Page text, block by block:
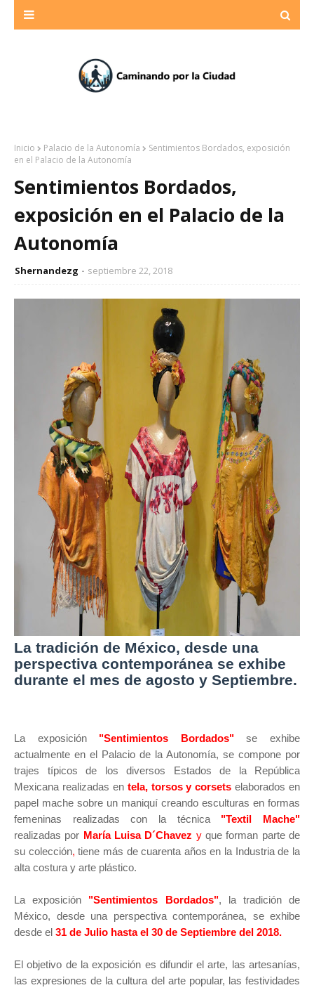
Inicio Palacio de la Autonomía
Sentimientos Bordados, exposición
en el Palacio de la Autonomía
Sentimientos Bordados,
exposición en el Palacio de la
Autonomía
Shernandezg septiembre 22, 2018
La tradición de México, desde una
perspectiva contemporánea se exhibe
durante el mes de agosto y Septiembre.
La exposición "Sentimientos Bordados"se exhibe
actualmente en el Palacio de la Autonomía, se compone por
trajes típicos de los diversos Estados de la República
Mexicana realizadas entela, torsos y corsets elaborados en
papel mache sobre un maniquí creando esculturas en formas
femeninas realizadas con la técnica "Textil Mache"
realizadas por María Luisa D´Chavez yque forman parte de
su colección,tiene más de cuarenta años en la Industria de la
alta costura y arte plástico.
La exposición "Sentimientos Bordados", la tradición de
México, desde una perspectiva contemporánea, se exhibe
desde el 31 de Julio hasta el 30 de Septiembre del 2018.
El objetivo de la exposición es difundir el arte, las artesanías,
las expresiones de la cultura del arte popular, las festividades